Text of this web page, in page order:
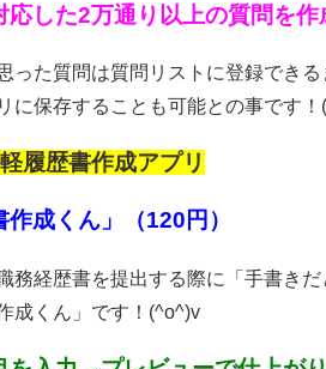
応した2万通り以上の質問を
った質問は質問リストに登録でき
に保存することも可能との事です
履歴書作成アプリ
作成くん」（120円）
務経歴書を提出する際に「手書き
成くん」です！(^o^)v